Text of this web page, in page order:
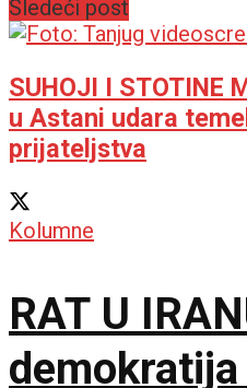
Sledeći post
SUHOJI I STOTINE
u Astani udara
prijateljstva
Kolumne
RAT U